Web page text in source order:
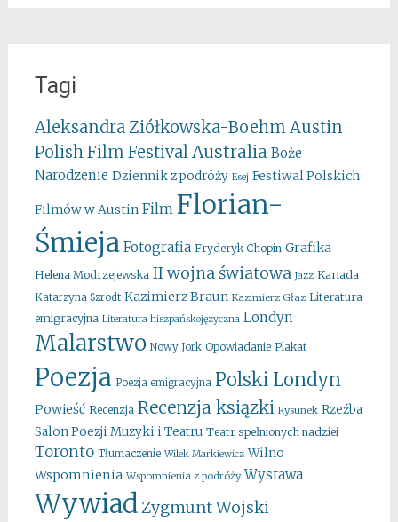
Tagi
Aleksandra Ziółkowska-Boehm Austin
Polish Film FestivalAustralia Boże
Narodzenie Dziennik z podróży Esej Festiwal Polskich
Filmów w Austin Film Florian-
Śmieja Fotografia Fryderyk Chopin Grafika
Helena Modrzejewska II wojna światowa Jazz Kanada
Katarzyna Szrodt Kazimierz Braun Kazimierz Głaz Literatura
emigracyjna Literatura hiszpańskojęzyczna Londyn
Malarstwo Nowy Jork Opowiadanie Plakat
Poezja Poezja emigracyjna Polski Londyn
Powieść Recenzja Recenzja ksiązki Rysunek Rzeźba
Salon Poezji Muzyki i Teatru Teatr spełnionych nadziei
Toronto Tłumaczenie Wilek Markiewicz Wilno
Wspomnienia Wspomnienia z podróży Wystawa
WywiadZygmunt Wojski